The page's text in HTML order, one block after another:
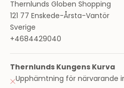
Thernlunds Globen Shopping
121 77 Enskede-Årsta-Vantör
Sverige
+4684429040
Thernlunds Kungens Kurva
Upphämtning för närvarande